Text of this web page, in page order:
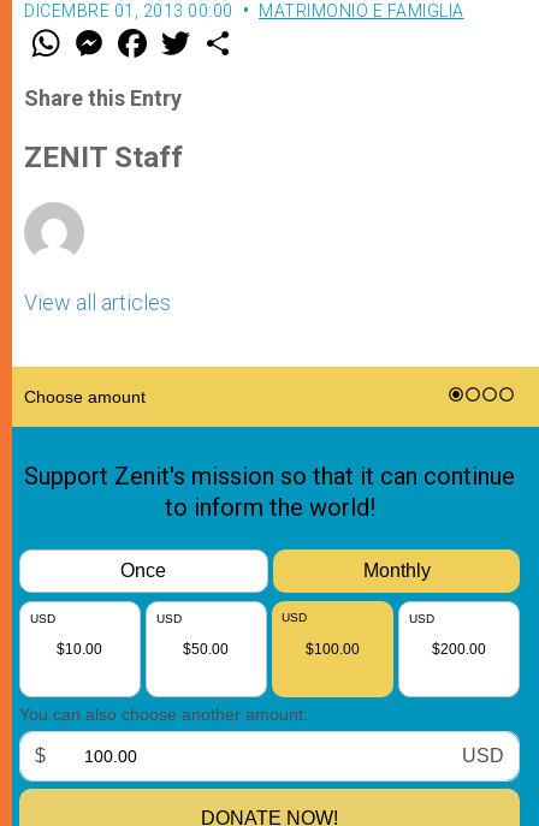
DICEMBRE 01, 2013 00:00 MATRIMONIO E FAMIGLIA
W
t
s
p
p
M
e
s
e
g
e
F
a
e
b
o
k
w
Share this Entry
ZENIT Staff
View all articles